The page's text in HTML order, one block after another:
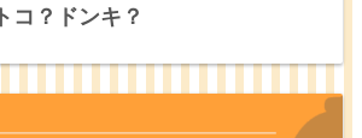
コ？ドンキ？